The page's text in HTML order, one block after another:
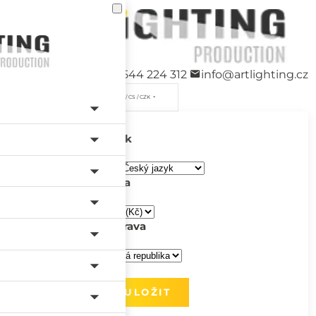
+420 544 224 312 info@artlighting.cz
/ CS / CZK
Jazyk
Měna
Doprava